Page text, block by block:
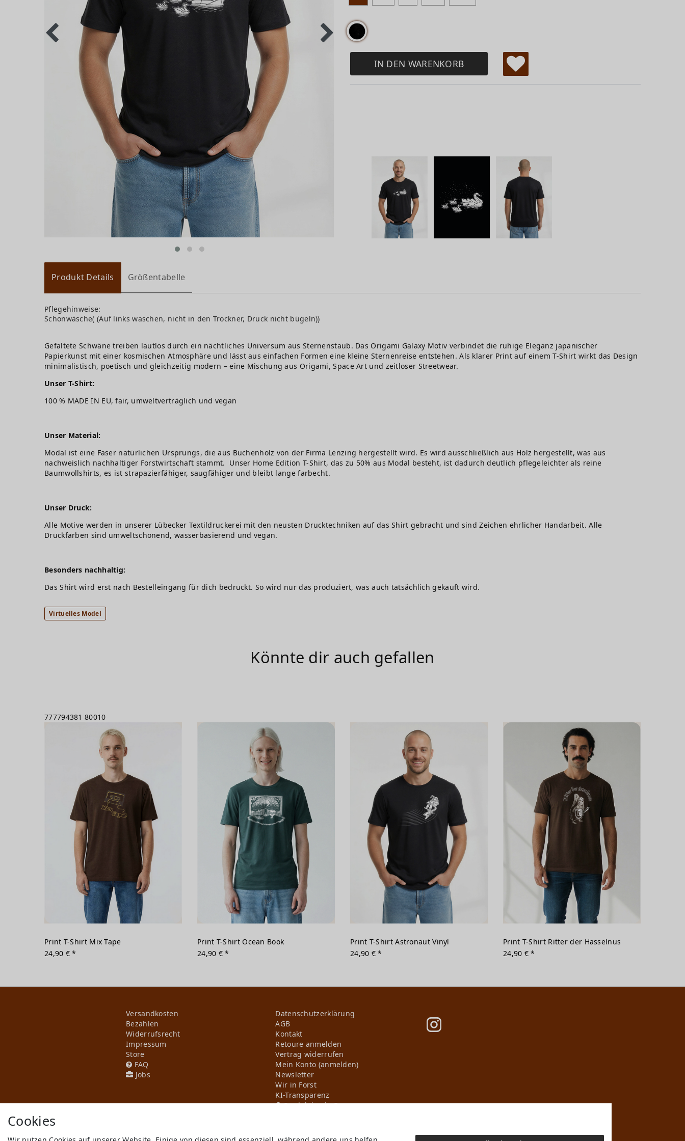
IN DEN WARENKORB
W
lis
te
Produkt Details Größentabelle
Pflegehinweise:
Schonwäsche( (Auf links waschen, nicht in den Trockner, Druck nicht bügeln))
Gefaltete Schwäne treiben lautlos durch ein nächtliches Universum aus Sternenstaub. Das Origami Galaxy Motiv verbindet die ruhige Eleganz japanischer
Papierkunst mit einer kosmischen Atmosphäre und lässt aus einfachen Formen eine kleine Sternenreise entstehen. Als klarer Print auf einem T-Shirt wirkt das Design
minimalistisch, poetisch und gleichzeitig modern – eine Mischung aus Origami, Space Art und zeitloser Streetwear.
Unser T-Shirt:
100 % MADE IN EU, fair, umweltverträglich und vegan
Unser Material:
Modal ist eine Faser natürlichen Ursprungs, die aus Buchenholz von der Firma Lenzing hergestellt wird. Es wird ausschließlich aus Holz hergestellt, was aus
nachweislich nachhaltiger Forstwirtschaft stammt. Unser Home Edition T-Shirt, das zu 50% aus Modal besteht, ist dadurch deutlich pflegeleichter als reine
Baumwollshirts, es ist strapazierfähiger, saugfähiger und bleibt lange farbecht.
Unser Druck:
Alle Motive werden in unserer Lübecker Textildruckerei mit den neusten Drucktechniken auf das Shirt gebracht und sind Zeichen ehrlicher Handarbeit. Alle
Druckfarben sind umweltschonend, wasserbasierend und vegan.
Besonders nachhaltig:
Das Shirt wird erst nach Bestelleingang für dich bedruckt. So wird nur das produziert, was auch tatsächlich gekauft wird.
Virtuelles Model
Könnte dir auch gefallen
777794381 80010
Print T-Shirt Mix Tape
24,90 € *
Print T-Shirt Ocean Book
24,90 € *
Print T-Shirt Astronaut Vinyl
24,90 € *
Print T-Shirt Ritter der Hasselnus
24,90 € *
Versandkosten
Bezahlen
Widerrufs­recht
Impressum
Store
FAQ
Jobs
Daten­schutz­erklärung
AGB
Kontakt
Retoure anmelden
Vertrag widerrufen
Mein Konto (anmelden)
Newsletter
Wir in Forst
KI-Transparenz
Produktion in Europa
Cookies